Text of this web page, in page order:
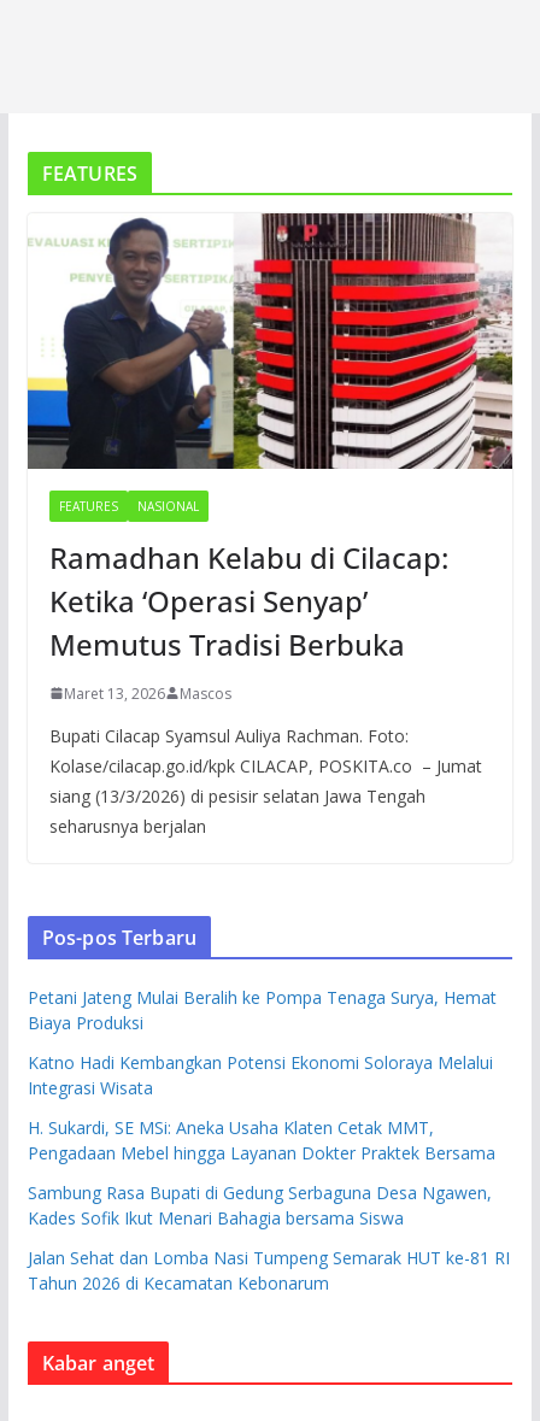
FEATURES
FEATURES NASIONAL
Ramadhan Kelabu di Cilacap:
Ketika ‘Operasi Senyap’
Memutus Tradisi Berbuka
Maret 13, 2026 Mascos
Bupati Cilacap Syamsul Auliya Rachman. Foto:
Kolase/cilacap.go.id/kpk CILACAP, POSKITA.co – Jumat
siang (13/3/2026) di pesisir selatan Jawa Tengah
seharusnya berjalan
Pos-pos Terbaru
Petani Jateng Mulai Beralih ke Pompa Tenaga Surya, Hemat
Biaya Produksi
Katno Hadi Kembangkan Potensi Ekonomi Soloraya Melalui
Integrasi Wisata
H. Sukardi, SE MSi: Aneka Usaha Klaten Cetak MMT,
Pengadaan Mebel hingga Layanan Dokter Praktek Bersama
Sambung Rasa Bupati di Gedung Serbaguna Desa Ngawen,
Kades Sofik Ikut Menari Bahagia bersama Siswa
Jalan Sehat dan Lomba Nasi Tumpeng Semarak HUT ke-81 RI
Tahun 2026 di Kecamatan Kebonarum
Kabar anget